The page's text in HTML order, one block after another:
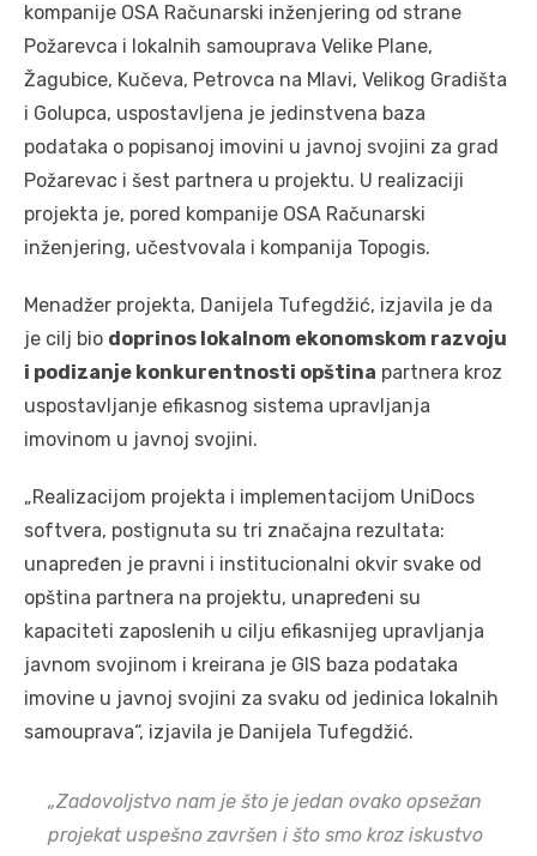
kompanije OSA Računarski inženjering od strane
Požarevca i lokalnih samouprava Velike Plane,
Žagubice, Kučeva, Petrovca na Mlavi, Velikog Gradišta
i Golupca, uspostavljena je jedinstvena baza
podataka o popisanoj imovini u javnoj svojini za grad
Požarevac i šest partnera u projektu. U realizaciji
projekta je, pored kompanije OSA Računarski
inženjering, učestvovala i kompanija Topogis.
Menadžer projekta, Danijela Tufegdžić, izjavila je da
je cilj bio doprinos lokalnom ekonomskom razvoju
i podizanje konkurentnosti opština partnera kroz
uspostavljanje efikasnog sistema upravljanja
imovinom u javnoj svojini.
„Realizacijom projekta i implementacijom UniDocs
softvera, postignuta su tri značajna rezultata:
unapređen je pravni i institucionalni okvir svake od
opština partnera na projektu, unapređeni su
kapaciteti zaposlenih u cilju efikasnijeg upravljanja
javnom svojinom i kreirana je GIS baza podataka
imovine u javnoj svojini za svaku od jedinica lokalnih
samouprava“, izjavila je Danijela Tufegdžić.
„Zadovoljstvo nam je što je jedan ovako opsežan
projekat uspešno završen i što smo kroz iskustvo